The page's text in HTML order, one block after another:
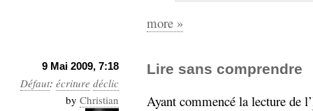
more »
9 Mai 2009, 7:18
Défaut: écriture déclic
by Christian
Lire sans comprendre
Ayant commencé la lecture de l’